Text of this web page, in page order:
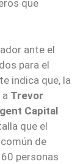
que
ante el
para el
indica que, la
Trevor
Capital
que el
de
personas